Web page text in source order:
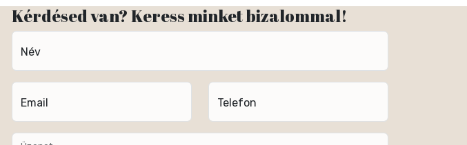
Kérdésed van? Keress minket bizalommal!
Név
Email Telefon